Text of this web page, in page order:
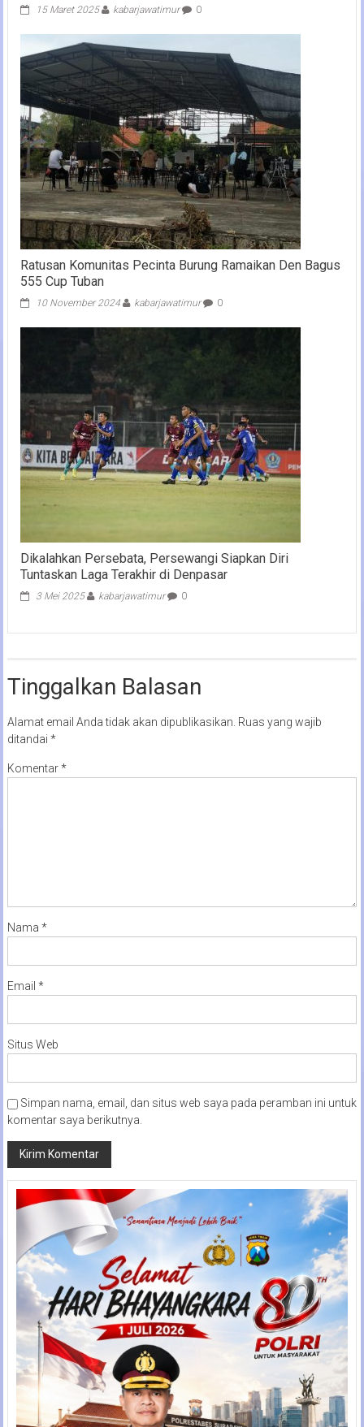
15 Maret 2025 kabarjawatimur 0
Ratusan Komunitas Pecinta Burung Ramaikan Den Bagus
555 Cup Tuban
10 November 2024 kabarjawatimur 0
Dikalahkan Persebata, Persewangi Siapkan Diri
Tuntaskan Laga Terakhir di Denpasar
3 Mei 2025 kabarjawatimur 0
Tinggalkan Balasan
Alamat email Anda tidak akan dipublikasikan. Ruas yang wajib
ditandai *
Komentar*
Nama *
Email *
Situs Web
Simpan nama, email, dan situs web saya pada peramban ini untuk
komentar saya berikutnya.